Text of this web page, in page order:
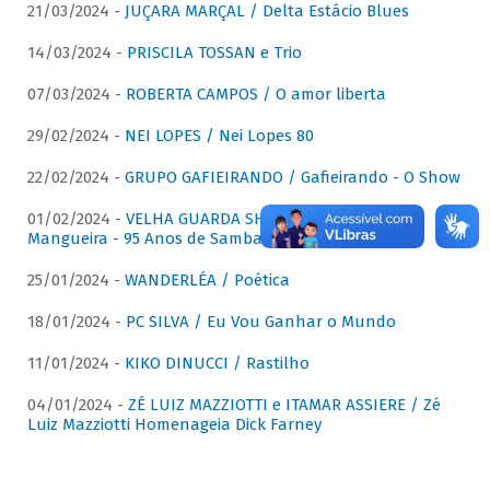
21/03/2024 - JUÇARA MARÇAL / Delta Estácio Blues
14/03/2024 - PRISCILA TOSSAN e Trio
07/03/2024 - ROBERTA CAMPOS / O amor liberta
29/02/2024 - NEI LOPES / Nei Lopes 80
22/02/2024 - GRUPO GAFIEIRANDO / Gafieirando - O Show
01/02/2024 - VELHA GUARDA SHOW DA MANGUEIRA /
Mangueira - 95 Anos de Samba
25/01/2024 - WANDERLÉA / Poética
18/01/2024 - PC SILVA / Eu Vou Ganhar o Mundo
11/01/2024 - KIKO DINUCCI / Rastilho
04/01/2024 - ZÉ LUIZ MAZZIOTTI e ITAMAR ASSIERE / Zé
Luiz Mazziotti Homenageia Dick Farney